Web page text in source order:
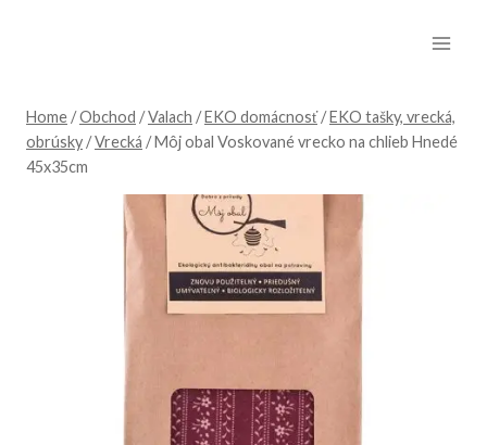
Home /Obchod /Valach /EKO domácnosť /EKO tašky, vrecká,
obrúsky /Vrecká /Môj obal Voskované vrecko na chlieb Hnedé
45x35cm